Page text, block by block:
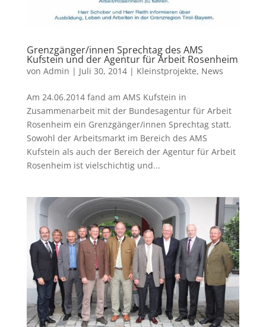
Grenzgänger/innen Sprechtag des AMS
Kufstein und der Agentur für Arbeit Rosenheim
von Admin | Juli 30, 2014| Kleinstprojekte, News
Am 24.06.2014 fand am AMS Kufstein in
Zusammenarbeit mit der Bundesagentur für Arbeit
Rosenheim ein Grenzgänger/innen Sprechtag statt.
Sowohl der Arbeitsmarkt im Bereich des AMS
Kufstein als auch der Bereich der Agentur für Arbeit
Rosenheim ist vielschichtig und...